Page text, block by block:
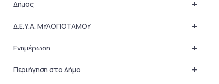
+
Δήμος
+
Δ.Ε.Υ.Α. ΜΥΛΟΠΟΤΑΜΟΥ
+
Ενημέρωση
+
Περιήγηση στο Δήμο